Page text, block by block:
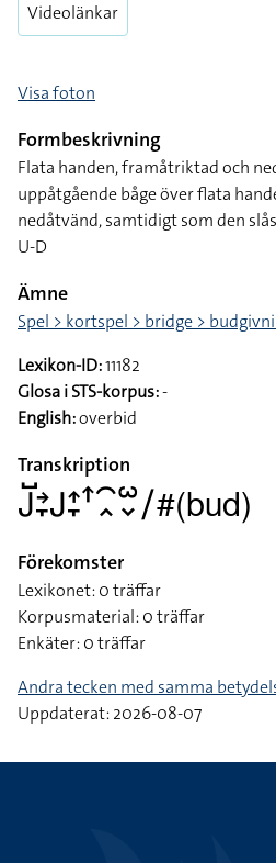
Videolänkar
Visa foton
Formbeskrivning
Flata handen, framåtriktad och
uppåtgående båge över flata
nedåtvänd, samtidigt som den
U-D
Ämne
Spel > kortspel > bridge >
Lexikon-ID:11182
Glosa i STS-korpus:-
English:overbid
Transkription
􌤢􌤹􌥔􌥙􌤢􌤴􌥙􌦃􌥯􌥿􌥱􌦀􌥠#(bud)
Förekomster
Lexikonet: 0 träffar
Korpusmaterial: 0 träffar
Enkäter: 0 träffar
Andra tecken med samma
Uppdaterat: 2026-08-07